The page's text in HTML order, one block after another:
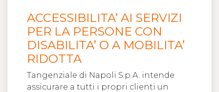
ACCESSIBILITA’ AI SERVIZI
PER LA PERSONE CON
DISABILITA’ O A MOBILITA’
RIDOTTA
Tangenziale di Napoli S.p.A. intende
assicurare a tutti i propri clienti un